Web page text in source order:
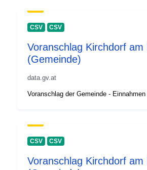
CSV CSV
Voranschlag Kirchdorf am
(Gemeinde)
data.gv.at
Voranschlag der Gemeinde -
CSV CSV
Voranschlag Kirchdorf am